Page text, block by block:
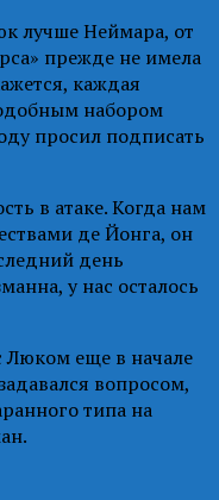
лучше Неймара, от
прежде не имела
каждая
набором
просил подписать
в атаке. Когда нам
де Йонга, он
день
у нас осталось
Люком еще в начале
вопросом,
типа на